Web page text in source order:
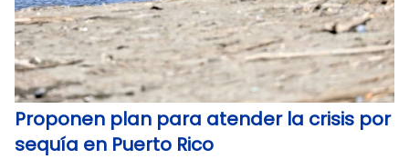
Proponen plan para atender la crisis por
sequía en Puerto Rico